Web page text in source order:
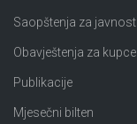
Saopštenja za javnost
Obavještenja za kupce
Publikacije
Mjesečni bilten